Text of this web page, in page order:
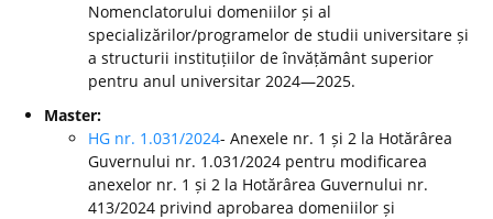
Nomenclatorului domeniilor și al
specializărilor/programelor de studii universitare și
a structurii instituțiilor de învățământ superior
pentru anul universitar 2024—2025.
Master:
HG nr. 1.031/2024- Anexele nr. 1 și 2 la Hotărârea
Guvernului nr. 1.031/2024 pentru modificarea
anexelor nr. 1 și 2 la Hotărârea Guvernului nr.
413/2024 privind aprobarea domeniilor și